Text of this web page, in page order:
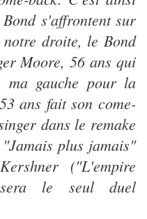
s'affrontent sur
droite, le Bond
Moore, 56 ans qui
ma gauche pour la
ans fait son come-
dans le remake
plus jamais"
("L'empire
sera le seul duel